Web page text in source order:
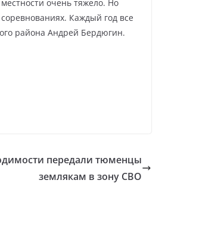
очень тяжело. Но
Каждый год все
района Андрей Бердюгин.
передали тюменцы
землякам в зону СВО